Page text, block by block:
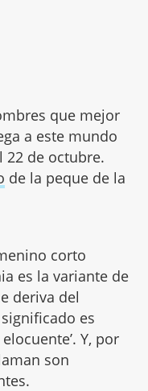
que mejor
a este mundo
22 de octubre.
de la peque de la
corto
es la variante de
deriva del
es
Y, por
son